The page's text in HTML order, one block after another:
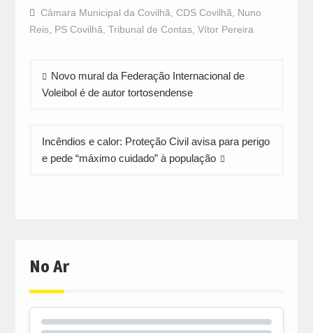
Facebook
(Opens
in
new
WhatsApp
(Opens
in
new
Twitter
(Opens
new
Câmara Municipal da Covilhã CDS Covilhã
Nuno
Reis, PS Covilhã Tribunal de Contas, Vítor Pereira
Navegação
de
Novo mural da Federação Internacional de
Voleibol é de autor tortosendense
Incêndios e calor: Proteção Civil avisa para perigo
e pede “máximo cuidado” à população
No Ar